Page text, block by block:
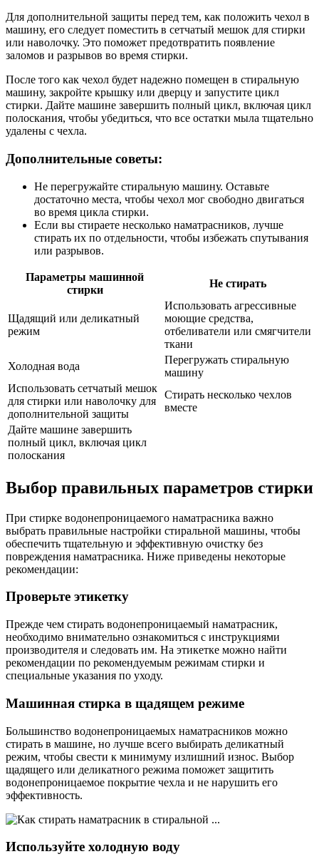
Для дополнительной защиты перед тем, как положить чехол в
машину, его следует поместить в сетчатый мешок для стирки
или наволочку. Это поможет предотвратить появление
заломов и разрывов во время стирки.
После того как чехол будет надежно помещен в стиральную
машину, закройте крышку или дверцу и запустите цикл
стирки. Дайте машине завершить полный цикл, включая цикл
полоскания, чтобы убедиться, что все остатки мыла тщательно
удалены с чехла.
Дополнительные советы:
Не перегружайте стиральную машину. Оставьте
достаточно места, чтобы чехол мог свободно двигаться
во время цикла стирки.
Если вы стираете несколько наматрасников, лучше
стирать их по отдельности, чтобы избежать спутывания
или разрывов.
Параметры машинной
стирки
Не стирать
Щадящий или деликатный
режим
Использовать агрессивные
моющие средства,
отбеливатели или смягчители
ткани
Холодная вода
Перегружать стиральную
машину
Использовать сетчатый мешок
для стирки или наволочку для
дополнительной защиты
Стирать несколько чехлов
вместе
Дайте машине завершить
полный цикл, включая цикл
полоскания
Выбор правильных параметров стирки
При стирке водонепроницаемого наматрасника важно
выбрать правильные настройки стиральной машины, чтобы
обеспечить тщательную и эффективную очистку без
повреждения наматрасника. Ниже приведены некоторые
рекомендации:
Проверьте этикетку
Прежде чем стирать водонепроницаемый наматрасник,
необходимо внимательно ознакомиться с инструкциями
производителя и следовать им. На этикетке можно найти
рекомендации по рекомендуемым режимам стирки и
специальные указания по уходу.
Машинная стирка в щадящем режиме
Большинство водонепроницаемых наматрасников можно
стирать в машине, но лучше всего выбирать деликатный
режим, чтобы свести к минимуму излишний износ. Выбор
щадящего или деликатного режима поможет защитить
водонепроницаемое покрытие чехла и не нарушить его
эффективность.
Используйте холодную воду